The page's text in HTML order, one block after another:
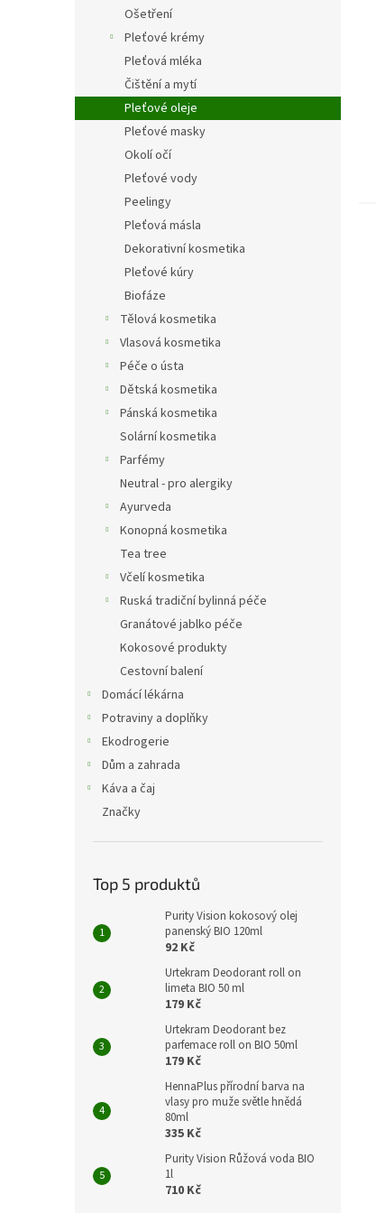
Ošetření
Pleťové krémy
Pleťová mléka
Čištění a mytí
Pleťové oleje
Pleťové masky
Okolí očí
Pleťové vody
Peelingy
Pleťová másla
Dekorativní kosmetika
Pleťové kúry
Biofáze
Tělová kosmetika
Vlasová kosmetika
Péče o ústa
Dětská kosmetika
Pánská kosmetika
Solární kosmetika
Parfémy
Neutral - pro alergiky
Ayurveda
Konopná kosmetika
Tea tree
Včelí kosmetika
Ruská tradiční bylinná péče
Granátové jablko péče
Kokosové produkty
Cestovní balení
Domácí lékárna
Potraviny a doplňky
Ekodrogerie
Dům a zahrada
Káva a čaj
Značky
Top 5 produktů
Purity Vision kokosový olej
panenský BIO 120ml
92 Kč
Urtekram Deodorant roll on
limeta BIO 50 ml
179 Kč
Urtekram Deodorant bez
parfemace roll on BIO 50ml
179 Kč
HennaPlus přírodní barva na
vlasy pro muže světle hnědá
80ml
335 Kč
Purity Vision Růžová voda BIO
1l
710 Kč